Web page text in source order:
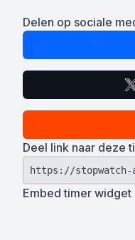
Delen op sociale
Deel link naar deze
https://stopwatch-
Embed timer widget